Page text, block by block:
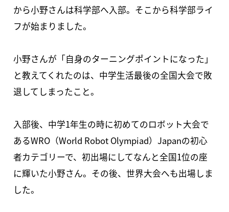
から小野さんは科学部へ入部。そこから科学部ライ
フが始まりました。
小野さんが「自身のターニングポイントになった」
と教えてくれたのは、中学生活最後の全国大会で敗
退してしまったこと。
入部後、中学1年生の時に初めてのロボット大会で
あるWRO（World Robot Olympiad）Japanの初心
者カテゴリーで、初出場にしてなんと全国1位の座
に輝いた小野さん。その後、世界大会へも出場しま
した。